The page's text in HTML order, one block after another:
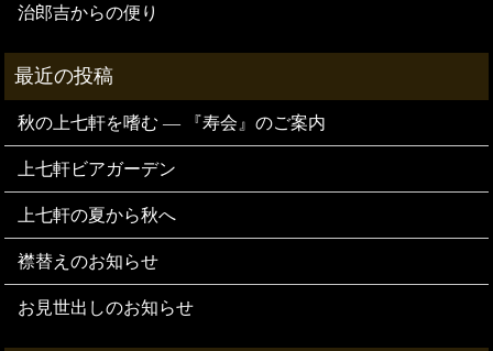
治郎吉からの便り
秋の上七軒を嗜む — 『寿会』のご案内
上七軒ビアガーデン
上七軒の夏から秋へ
襟替えのお知らせ
お見世出しのお知らせ